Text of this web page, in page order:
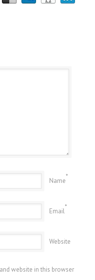
Name
*
Email
*
Website
website in this browser